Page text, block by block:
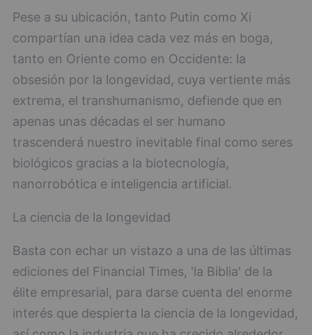
Pese a su ubicación, tanto Putin como Xi
compartían una idea cada vez más en boga,
tanto en Oriente como en Occidente: la
obsesión por la longevidad, cuya vertiente más
extrema, el transhumanismo, defiende que en
apenas unas décadas el ser humano
trascenderá nuestro inevitable final como seres
biológicos gracias a la biotecnología,
nanorrobótica e inteligencia artificial.
La ciencia de la longevidad
Basta con echar un vistazo a una de las últimas
ediciones del Financial Times, 'la Biblia' de la
élite empresarial, para darse cuenta del enorme
interés que despierta la ciencia de la longevidad,